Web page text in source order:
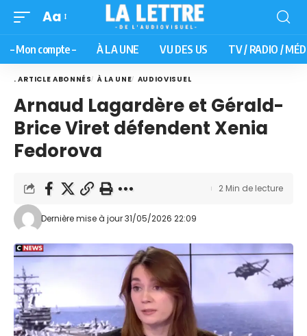
Aa
– Mon compte – À LA UNE VU DES US TV / RADIO /
. ARTICLE ABONNÉS À LA UNE AUDIOVISUEL
Arnaud Lagardère et Gérald-
Brice Viret défendent Xenia
Fedorova
Dernière mise à jour 31/05/2026 22:09
2 Min de lecture